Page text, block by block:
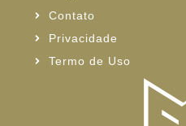
Contato
Privacidade
Termo de Uso